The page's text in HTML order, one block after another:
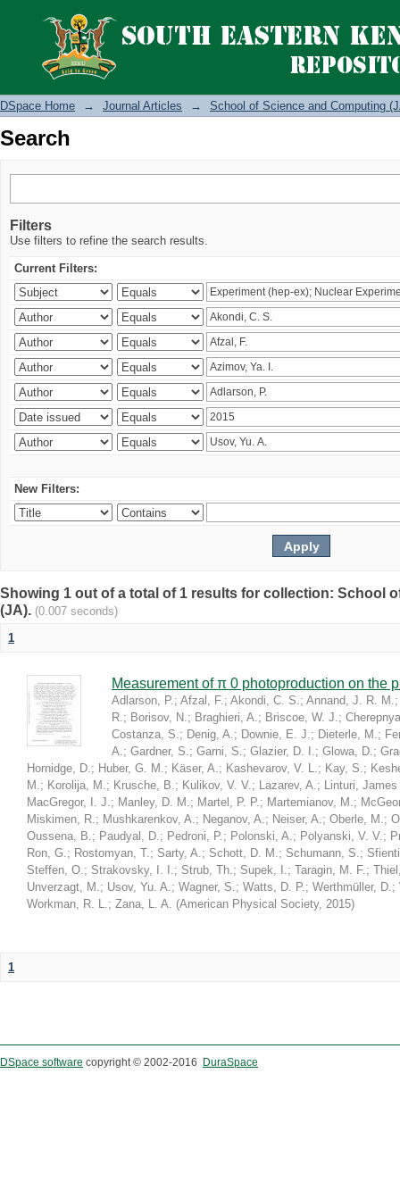
Search
DSpace Home → Journal Articles → School of Science and Computing
Search
Filters
Use filters to refine the search results.
Current Filters:
New Filters:
Showing 1 out of a total of 1 results for collection: School
(JA). (0.007 seconds)
1
Measurement of π 0 photoproduction on the
Adlarson, P.; Afzal, F.; Akondi, C. S.; Annand, J. R. M.;
R.; Borisov, N.; Braghieri, A.; Briscoe, W. J.;
Costanza, S.; Denig, A.; Downie, E. J.; Dieterle, M.;
A.; Gardner, S.; Garni, S.; Glazier, D. I.; Glowa, D.;
Hornidge, D.; Huber, G. M.; Käser, A.; Kashevarov, V. L.; Kay, S.;
M.; Korolija, M.; Krusche, B.; Kulikov, V. V.; Lazarev, A.; Linturi,
MacGregor, I. J.; Manley, D. M.; Martel, P. P.; Martemianov, M.;
Miskimen, R.; Mushkarenkov, A.; Neganov, A.; Neiser, A.; Oberle, M.;
Oussena, B.; Paudyal, D.; Pedroni, P.; Polonski, A.; Polyanski, V. V.;
Ron, G.; Rostomyan, T.; Sarty, A.; Schott, D. M.; Schumann, S.;
Steffen, O.; Strakovsky, I. I.; Strub, Th.; Supek, I.; Taragin, M. F.;
Unverzagt, M.; Usov, Yu. A.; Wagner, S.; Watts, D. P.; Werthmüller, D.;
Workman, R. L.; Zana, L. A. (American Physical Society, 2015)
1
DSpace software copyright © 2002-2016 DuraSpace